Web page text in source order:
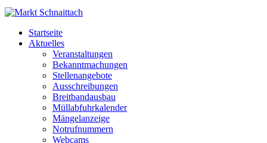
Startseite
Aktuelles
Veranstaltungen
Bekanntmachungen
Stellenangebote
Ausschreibungen
Breitbandausbau
Müllabfuhrkalender
Mängelanzeige
Notrufnummern
Webcams